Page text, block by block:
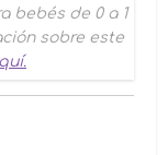
bebés de 0 a 1
sobre este